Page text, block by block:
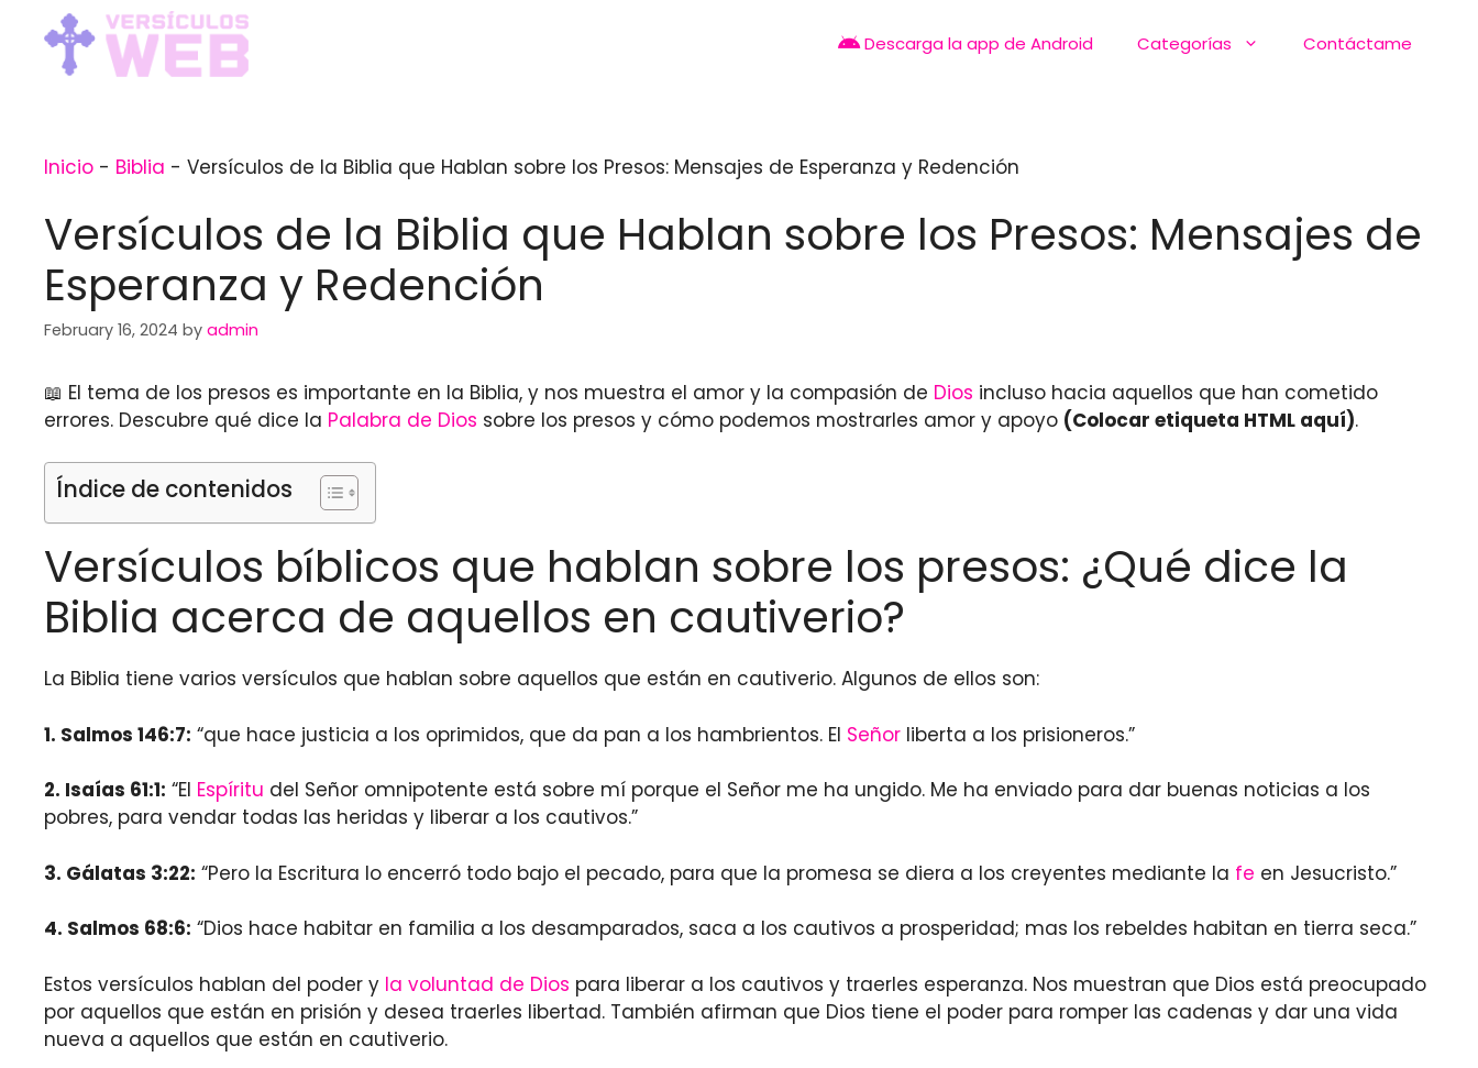
content
Descarga la app de Android Categorías Contáctame
Inicio - Biblia - Versículos de la Biblia que Hablan sobre los Presos: Mensajes de Esperanza y Redención
Versículos de la Biblia que Hablan sobre los Presos: Mensajes de
Esperanza y Redención
February 16, 2024 by admin
📖 El tema de los presos es importante en la Biblia, y nos muestra el amor y la compasión de Dios incluso hacia aquellos que han cometido
errores. Descubre qué dice la Palabra de Dios sobre los presos y cómo podemos mostrarles amor y apoyo (Colocar etiqueta HTML aquí).
Índice de contenidos
Versículos bíblicos que hablan sobre los presos: ¿Qué dice la
Biblia acerca de aquellos en cautiverio?
La Biblia tiene varios versículos que hablan sobre aquellos que están en cautiverio. Algunos de ellos son:
1. Salmos 146:7: “que hace justicia a los oprimidos, que da pan a los hambrientos. El Señor liberta a los prisioneros.”
2. Isaías 61:1: “El Espíritu del Señor omnipotente está sobre mí porque el Señor me ha ungido. Me ha enviado para dar buenas noticias a los
pobres, para vendar todas las heridas y liberar a los cautivos.”
3. Gálatas 3:22: “Pero la Escritura lo encerró todo bajo el pecado, para que la promesa se diera a los creyentes mediante la fe en Jesucristo.”
4. Salmos 68:6: “Dios hace habitar en familia a los desamparados, saca a los cautivos a prosperidad; mas los rebeldes habitan en tierra seca.”
Estos versículos hablan del poder y la voluntad de Dios para liberar a los cautivos y traerles esperanza. Nos muestran que Dios está preocupado
por aquellos que están en prisión y desea traerles libertad. También afirman que Dios tiene el poder para romper las cadenas y dar una vida
nueva a aquellos que están en cautiverio.